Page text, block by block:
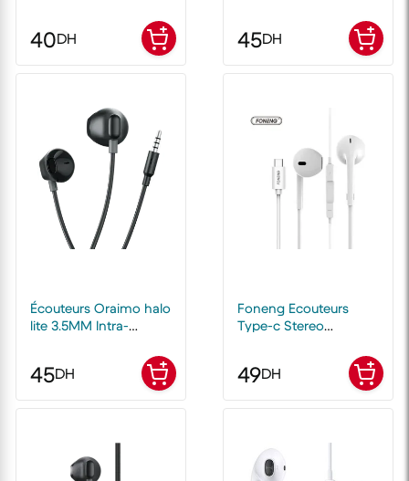
40DH 45DH
Écouteurs Oraimo halo
lite 3.5MM Intra-
45DH
Foneng Ecouteurs
Type-c Stereo
49DH